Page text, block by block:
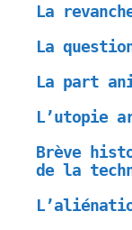
La
La
La part
L’utopie
Brève
de la